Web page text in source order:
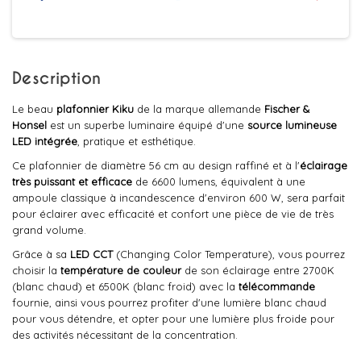
Description
Le beau plafonnier Kiku de la marque allemande Fischer &
Honsel est un superbe luminaire équipé d'une source lumineuse
LED intégrée , pratique et esthétique.
Ce plafonnier de diamètre 56 cm au design raffiné et à l'éclairage
très puissant et efficace de 6600 lumens, équivalent à une
ampoule classique à incandescence d'environ 600 W, sera parfait
pour éclairer avec efficacité et confort une pièce de vie de très
grand volume.
Grâce à sa LED CCT(Changing Color Temperature), vous pourrez
choisir la température de couleurde son éclairage entre 2700K
(blanc chaud) et 6500K (blanc froid) avec la télécommande
fournie, ainsi vous pourrez profiter d'une lumière blanc chaud
pour vous détendre, et opter pour une lumière plus froide pour
des activités nécessitant de la concentration.